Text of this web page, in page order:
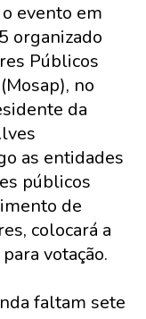
evento em
organizado
Públicos
no
da
as entidades
públicos
de
colocará a
votação.
faltam sete